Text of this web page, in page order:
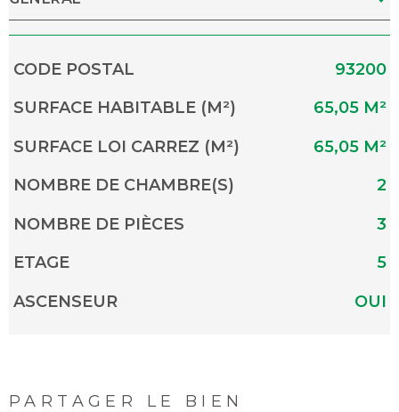
Caractérisque Valeurs
CODE POSTAL
93200
SURFACE HABITABLE (M²)
65,05 M²
SURFACE LOI CARREZ (M²)
65,05 M²
NOMBRE DE CHAMBRE(S)
2
NOMBRE DE PIÈCES
3
ETAGE
5
ASCENSEUR
OUI
PARTAGER LE BIEN